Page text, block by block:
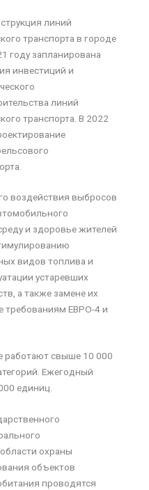
линий
транспорта в городе
году запланирована
инвестиций и
линий
транспорта. В 2022
воздействия выбросов
и здоровье жителей
видов топлива и
устаревших
а также замене их
требованиям ЕВРО-4 и
работают свыше 10 000
Ежегодный
единиц.
охраны
объектов
проводятся